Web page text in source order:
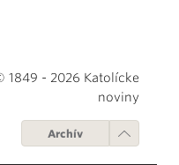
1849 - 2026 Katolícke
noviny
Archív